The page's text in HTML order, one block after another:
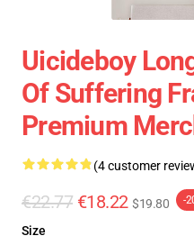
Uicideboy
Of Suffering
Premium
(4 customer
€22.77 €18.22 $19.80 -
Size